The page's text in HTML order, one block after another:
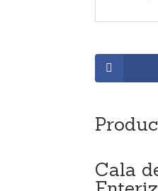
Cala